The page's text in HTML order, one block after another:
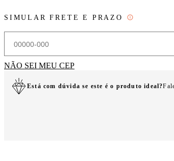
SIMULAR FRETE E PRAZO
NÃO SEI MEU CEP
Está com dúvida se este é o produto ideal?